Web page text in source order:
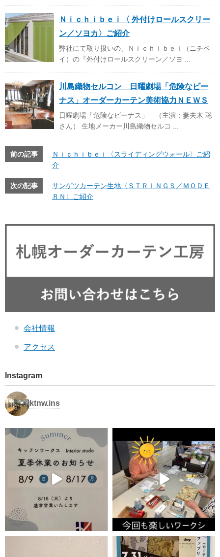
Ｎｉｃｈｉｂｅｉ〈 外付けロールスクリー
ン／ソヨカ〉ご紹介
弊社にて取り扱いの、Ｎｉｃｈｉｂｅｉ（ニチベ
イ）の『外付けロールスクリーン／ソヨ ...
川島織物セルコン 日曜劇場「危険なビー
ナス」オーダーカーテン美術協力ＮＥＷＳ
日曜劇場「危険なビーナス」 （主演：妻夫木 聡
さん） 生地メーカー川島織物セルコ ...
前の記事
Ｎｉｃｈｉｂｅｉ〈スライディングウォール〉ご紹
介
次の記事
サンゲツカーテン生地〈ＳＴＲＩＮＧＳ／ＭＯＤＥ
ＲＮ〉ご紹介
会社情報
アクセス
Instagram
ktnw.ins